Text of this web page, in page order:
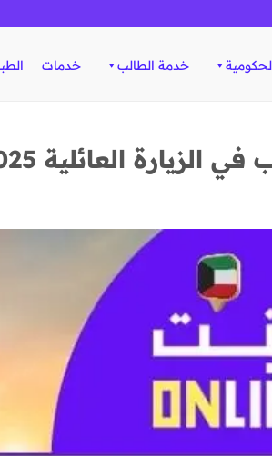
خدمة الطالب خدمات
الزيارة العائلية 2025